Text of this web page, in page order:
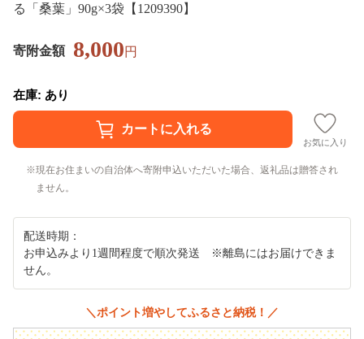
る「桑葉」90g×3袋【1209390】
寄附金額 8,000円
在庫: あり
お気に入り
現在お住まいの自治体へ寄附申込いただいた場合、返礼品は贈答され
ません。
配送時期：
お申込みより1週間程度で順次発送 ※離島にはお届けできま
せん。
＼ポイント増やしてふるさと納税！／